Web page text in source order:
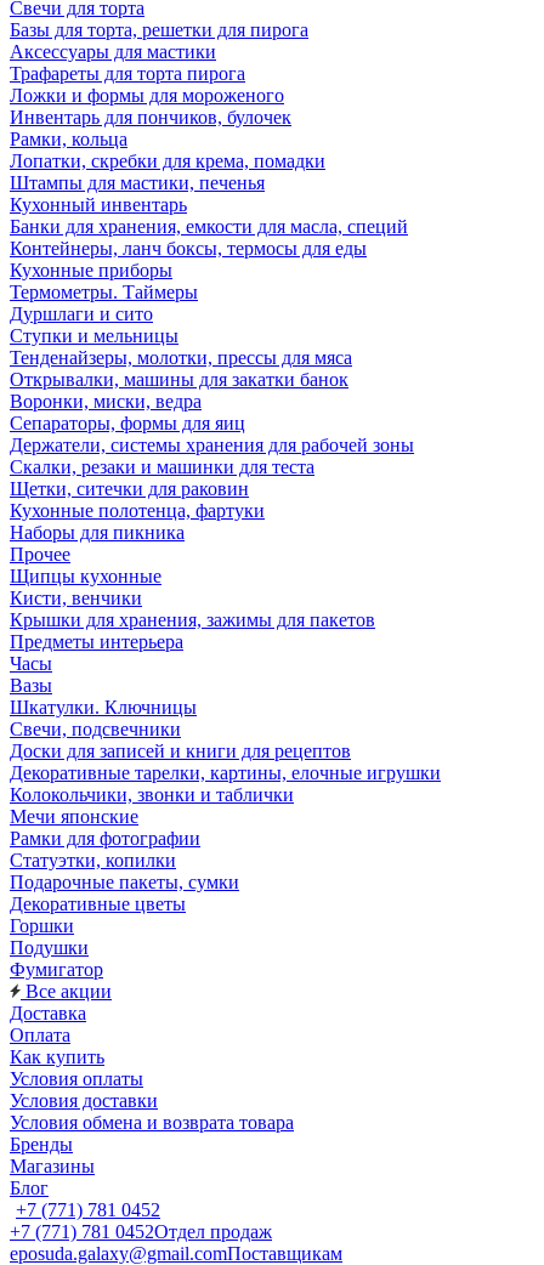
Свечи для торта
Базы для торта, решетки для пирога
Аксессуары для мастики
Трафареты для торта пирога
Ложки и формы для мороженого
Инвентарь для пончиков, булочек
Рамки, кольца
Лопатки, скребки для крема, помадки
Штампы для мастики, печенья
Кухонный инвентарь
Банки для хранения, емкости для масла, специй
Контейнеры, ланч боксы, термосы для еды
Кухонные приборы
Термометры. Таймеры
Дуршлаги и сито
Ступки и мельницы
Тенденайзеры, молотки, прессы для мяса
Открывалки, машины для закатки банок
Воронки, миски, ведра
Сепараторы, формы для яиц
Держатели, системы хранения для рабочей зоны
Скалки, резаки и машинки для теста
Щетки, ситечки для раковин
Кухонные полотенца, фартуки
Наборы для пикника
Прочее
Щипцы кухонные
Кисти, венчики
Крышки для хранения, зажимы для пакетов
Предметы интерьера
Часы
Вазы
Шкатулки. Ключницы
Свечи, подсвечники
Доски для записей и книги для рецептов
Декоративные тарелки, картины, елочные игрушки
Колокольчики, звонки и таблички
Мечи японские
Рамки для фотографии
Статуэтки, копилки
Подарочные пакеты, сумки
Декоративные цветы
Горшки
Подушки
Фумигатор
Все акции
Доставка
Оплата
Как купить
Условия оплаты
Условия доставки
Условия обмена и возврата товара
Бренды
Магазины
Блог
+7 (771) 781 0452
+7 (771) 781 0452Отдел продаж
eposuda.galaxy@gmail.comПоставщикам